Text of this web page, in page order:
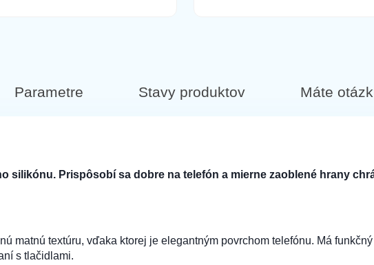
Parametre Stavy produktov Máte
silikónu. Prispôsobí sa dobre na telefón a mierne zaoblené hrany
matnú textúru, vďaka ktorej je elegantným povrchom telefónu. Má
s tlačidlami.